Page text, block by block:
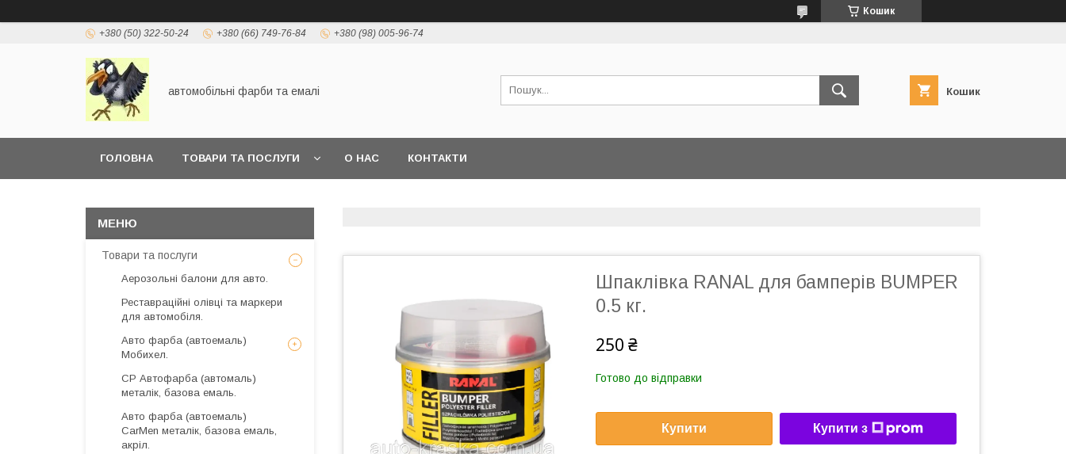
Кошик
+380 (50) 322-50-24 +380 (66) 749-76-84 +380 (98) 005-96-74
автомобільні фарби та емалі Кошик
ГОЛОВНА ТОВАРИ ТА ПОСЛУГИ О НАС КОНТАКТИ
Шпаклівка RANAL для бамперів BUMPER
0.5 кг.
250 ₴
Готово до відправки
Купити Купити з
Товари та послуги
Аерозольні балони для авто.
Реставраційні олівці та маркери
для автомобіля.
Авто фарба (автоемаль)
Мобихел.
CP Автофарба (автомаль)
металік, базова емаль.
Авто фарба (автоемаль)
CarMen металік, базова емаль,
акріл.